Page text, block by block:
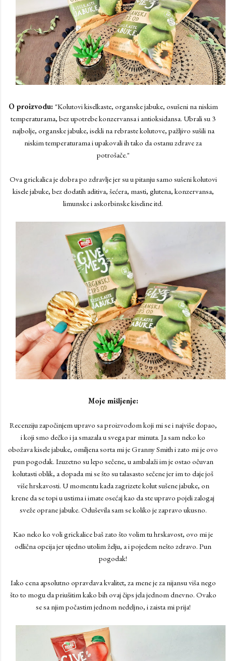
O proizvodu: "Kolutovi kiselkaste, organske jabuke, osušeni na niskim
temperaturama, bez upotrebe konzervansa i antioksidansa. Ubrali su 3
najbolje, organske jabuke, isekli na rebraste kolutove, pažljivo sušili na
niskim temperaturama i upakovali ih tako da ostanu zdrave za
potrošače."
Ova grickalica je dobra po zdravlje jer su u pitanju samo sušeni kolutovi
kisele jabuke, bez dodatih aditiva, šećera, masti, glutena, konzervansa,
limunske i askorbinske kiseline itd.
Moje mišljenje:
Recenziju započinjem upravo sa proizvodom koji mi se i najviše dopao,
i koji smo dečko i ja smazala u svega par minuta. Ja sam neko ko
obožava kisele jabuke, omiljena sorta mi je Granny Smith i zato mi je ovo
pun pogodak. Izuzetno su lepo sečene, u ambalaži im je ostao očuvan
kolutasti oblik, a dopada mi se što su talasasto sečene jer im to daje još
više hrskavosti. U momentu kada zagrizete kolut sušene jabuke, on
krene da se topi u ustima i imate osećaj kao da ste upravo pojeli zalogaj
sveže oprane jabuke. Oduševila sam se koliko je zapravo ukusno.
Kao neko ko voli grickalice baš zato što volim tu hrskavost, ovo mi je
odlična opcija jer ujedno utolim želju, a i pojedem nešto zdravo. Pun
pogodak!
Iako cena apsolutno opravdava kvalitet, za mene je za nijansu viša nego
što to mogu da priušitim kako bih ovaj čips jela jednom dnevno. Ovako
se sa njim počastim jednom nedeljno, i zaista mi prija!